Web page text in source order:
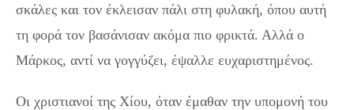
σκάλες και τον έκλεισαν πάλι στη φυλακή, όπου αυτή
τη φορά τον βασάνισαν ακόμα πιο φρικτά. Αλλά ο
Μάρκος, αντί να γογγύζει, έψαλλε ευχαριστημένος.
Οι χριστιανοί της Χίου, όταν έμαθαν την υπομονή του